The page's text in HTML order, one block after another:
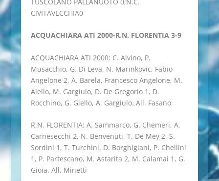
CIVITAVECCHIA0
ACQUACHIARA ATI 2000-R.N. FLORENTIA 3-9
ACQUACHIARA ATI 2000: C. Alvino, P.
Musacchio, G. Di Leva, N. Marinkovic, Fabio
Angelone 2, A. Barela, Francesco Angelone, M.
Aiello, M. Gargiulo, D. De Gregorio 1, D.
Rocchino, G. Giello, A. Gargiulo. All. Fasano
R.N. FLORENTIA: A. Sammarco, G. Chemeri, A.
Carnesecchi 2, N. Benvenuti, T. De Mey 2, S.
Sordini 1, T. Turchini, D. Borghigiani, P. Chellini
1, P. Partescano, M. Astarita 2, M. Calamai 1, G.
Gioia. All. Minetti